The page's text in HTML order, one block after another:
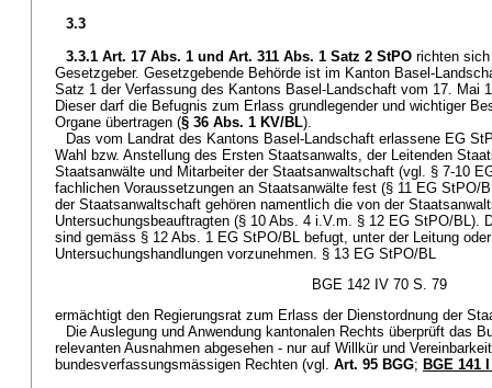
3.3
3.3.1 Art. 17 Abs. 1 und Art. 311 Abs. 1 Satz 2 StPO richten
Gesetzgeber. Gesetzgebende Behörde ist im Kanton Basel-
Satz 1 der Verfassung des Kantons Basel-Landschaft vom 17. Mai
Dieser darf die Befugnis zum Erlass grundlegender und wichtiger
Organe übertragen (§ 36 Abs. 1 KV/BL).
Das vom Landrat des Kantons Basel-Landschaft erlassene EG
Wahl bzw. Anstellung des Ersten Staatsanwalts, der Leitenden
Staatsanwälte und Mitarbeiter der Staatsanwaltschaft (vgl. § 7-10
fachlichen Voraussetzungen an Staatsanwälte fest (§ 11 EG StPO/
der Staatsanwaltschaft gehören namentlich die von der
Untersuchungsbeauftragten (§ 10 Abs. 4 i.V.m. § 12 EG StPO/BL).
sind gemäss § 12 Abs. 1 EG StPO/BL befugt, unter der Leitung
Untersuchungshandlungen vorzunehmen. § 13 EG StPO/BL
BGE 142 IV 70 S. 79
ermächtigt den Regierungsrat zum Erlass der Dienstordnung der
Die Auslegung und Anwendung kantonalen Rechts überprüft das
relevanten Ausnahmen abgesehen - nur auf Willkür und
bundesverfassungsmässigen Rechten (vgl. Art. 95 BGG; BGE 141